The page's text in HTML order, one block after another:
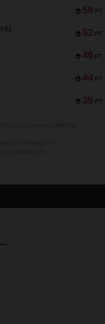
58 PT
52 PT
戦
46 PT
44 PT
39 PT